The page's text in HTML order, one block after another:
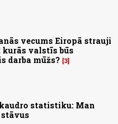
vecums Eiropā strauji
valstīs būs
darba mūžs? 3
statistiku: Man